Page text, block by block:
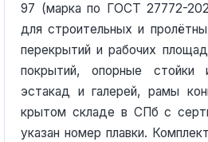
97 (марка по ГОСТ 27772-
для строительных и
перекрытий и рабочих
покрытий, опорные стойки
эстакад и галерей, рамы
крытом складе в СПб с
указан номер плавки.